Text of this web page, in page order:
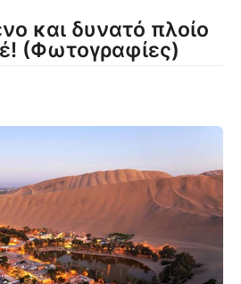
και δυνατό πλοίο
(Φωτογραφίες)